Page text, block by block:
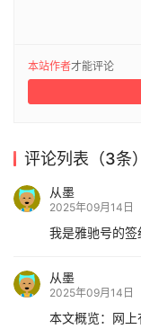
本站作者才能评论
评论列表（3条）
从墨
2025年09月14日
我是雅驰号的签
从墨
2025年09月14日
本文概览：网上